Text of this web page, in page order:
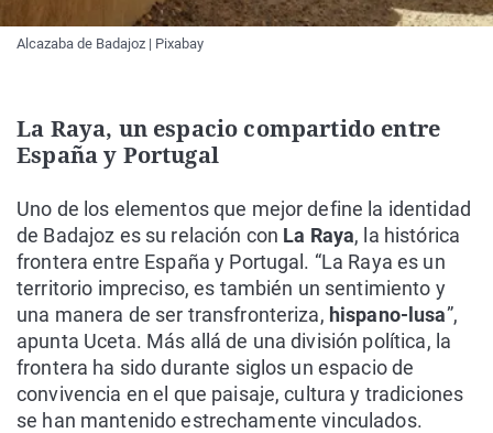
Alcazaba de Badajoz | Pixabay
La Raya, un espacio compartido entre
España y Portugal
Uno de los elementos que mejor define la identidad
de Badajoz es su relación con La Raya, la histórica
frontera entre España y Portugal. “La Raya es un
territorio impreciso, es también un sentimiento y
una manera de ser transfronteriza, hispano-lusa”,
apunta Uceta. Más allá de una división política, la
frontera ha sido durante siglos un espacio de
convivencia en el que paisaje, cultura y tradiciones
se han mantenido estrechamente vinculados.